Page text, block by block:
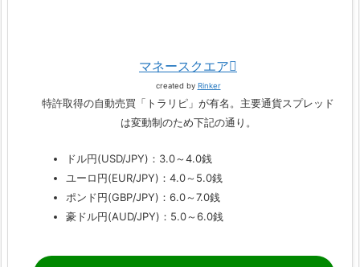
マネースクエア
created by Rinker
特許取得の自動売買「トラリピ」が有名。主要通貨スプレッド
は変動制のため下記の通り。
ドル円(USD/JPY)：3.0～4.0銭
ユーロ円(EUR/JPY)：4.0～5.0銭
ポンド円(GBP/JPY)：6.0～7.0銭
豪ドル円(AUD/JPY)：5.0～6.0銭